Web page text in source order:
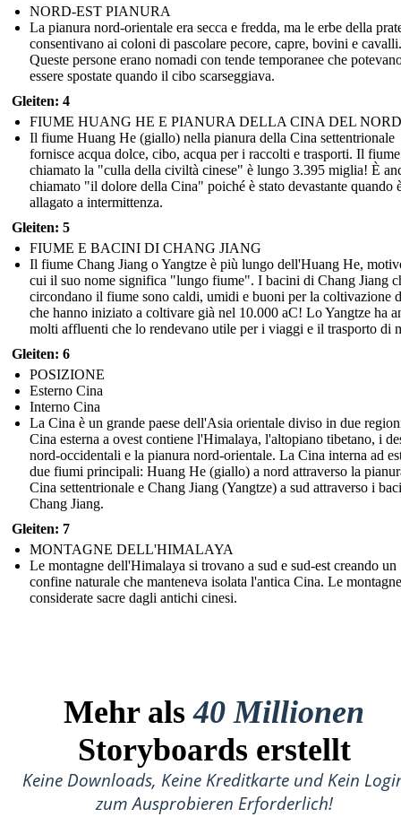
NORD-EST PIANURA
La pianura nord-orientale era secca e fredda, ma le erbe della
consentivano ai coloni di pascolare pecore, capre, bovini e cavalli.
Queste persone erano nomadi con tende temporanee che
essere spostate quando il cibo scarseggiava.
Gleiten: 4
FIUME HUANG HE E PIANURA DELLA CINA DEL NORD
Il fiume Huang He (giallo) nella pianura della Cina settentrionale
fornisce acqua dolce, cibo, acqua per i raccolti e trasporti. Il
chiamato la "culla della civiltà cinese" è lungo 3.395 miglia! È
chiamato "il dolore della Cina" poiché è stato devastante quando
allagato a intermittenza.
Gleiten: 5
FIUME E BACINI DI CHANG JIANG
Il fiume Chang Jiang o Yangtze è più lungo dell'Huang He,
cui il suo nome significa "lungo fiume". I bacini di Chang Jiang
circondano il fiume sono caldi, umidi e buoni per la coltivazione
che hanno iniziato a coltivare già nel 10.000 aC! Lo Yangtze ha
molti affluenti che lo rendevano utile per i viaggi e il trasporto di
Gleiten: 6
POSIZIONE
Esterno Cina
Interno Cina
La Cina è un grande paese dell'Asia orientale diviso in due
Cina esterna a ovest contiene l'Himalaya, l'altopiano tibetano, i
nord-occidentali e la pianura nord-orientale. La Cina interna ad
due fiumi principali: Huang He (giallo) a nord attraverso la
Cina settentrionale e Chang Jiang (Yangtze) a sud attraverso i
Chang Jiang.
Gleiten: 7
MONTAGNE DELL'HIMALAYA
Le montagne dell'Himalaya si trovano a sud e sud-est creando un
confine naturale che manteneva isolata l'antica Cina. Le
considerate sacre dagli antichi cinesi.
Mehr als40 Millionen
Storyboards erstellt
Keine Downloads, Keine Kreditkarte und Kein
zum Ausprobieren Erforderlich!